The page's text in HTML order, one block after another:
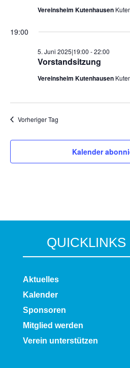
Vereinsheim Kutenhausen
19:00
Vorstandsitzung
5. Juni 2025|19:00 -22:00
Vereinsheim Kutenhausen
Vorheriger Tag
Kalender
QUICKLINKS
Aktuelles
Kalender
Sponsoren
Mitglied werden
Verein unterstützen